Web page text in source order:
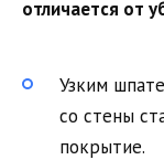
отличается от
Узким
со стены
покрытие.